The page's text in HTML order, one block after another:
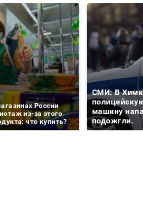
России
из-за этого
что купить?
СМИ: В
машину
подожгли.